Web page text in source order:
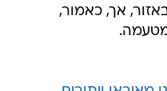
אך, כאמור,